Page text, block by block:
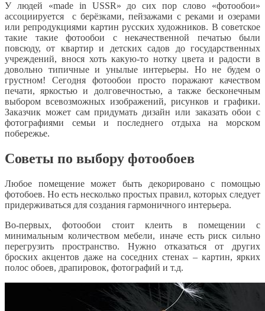
У людей «made in USSR» до сих пор слово «фотообои»
ассоциируется с берёзками, пейзажами с реками и озерами
или репродукциями картин русских художников. В советское
такие такие фотообои с некачественной печатью были
повсюду, от квартир и детских садов до государственных
учреждений, внося хоть какую-то нотку цвета и радости в
довольно типичные и унылые интерьеры. Но не будем о
грустном! Сегодня фотообои просто поражают качеством
печати, яркостью и долговечностью, а также бесконечным
выбором всевозможных изображений, рисунков и графики.
Заказчик может сам придумать дизайн или заказать обои с
фотографиями семьи и последнего отдыха на морском
побережье.
Советы по выбору фотообоев
Любое помещение может быть декорировано с помощью
фотобоев. Но есть несколько простых правил, которых следует
придерживаться для создания гармоничного интерьера.
Во-первых, фотообои стоит клеить в помещении с
минимальным количеством мебели, иначе есть риск сильно
перегрузить пространство. Нужно отказаться от других
броских акцентов даже на соседних стенах – картин, ярких
полос обоев, драпировок, фотографий и т.д.